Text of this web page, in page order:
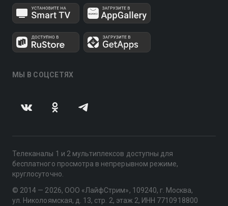
МЫ В СОЦСЕТЯХ
Телеканалы 1 и 2 мультиплексов доступны для
бесплатного просмотра в непрерывном режиме,
круглосуточно.
© 2014 — 2026, ООО «ЛайфСтрим», 109240, г. Москва,
ул. Николоямская, д. 13, стр. 2, этаж 2, ИНН 7710918800